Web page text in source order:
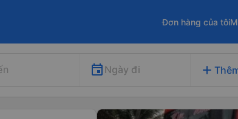
Đơn hàng của tôi
Ngày đi add